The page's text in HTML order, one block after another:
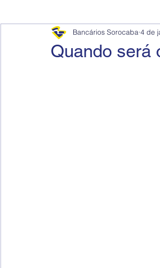
HSBC Financeiras
Quando será
Bancários Sorocaba 4 de